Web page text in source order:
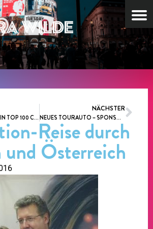
EINSTIEG “ECHT” IN TOP 100 CHARTS
NÄCHSTER
NEUES TOURAUTO – SPONSORING
Reise durch
und Österreich